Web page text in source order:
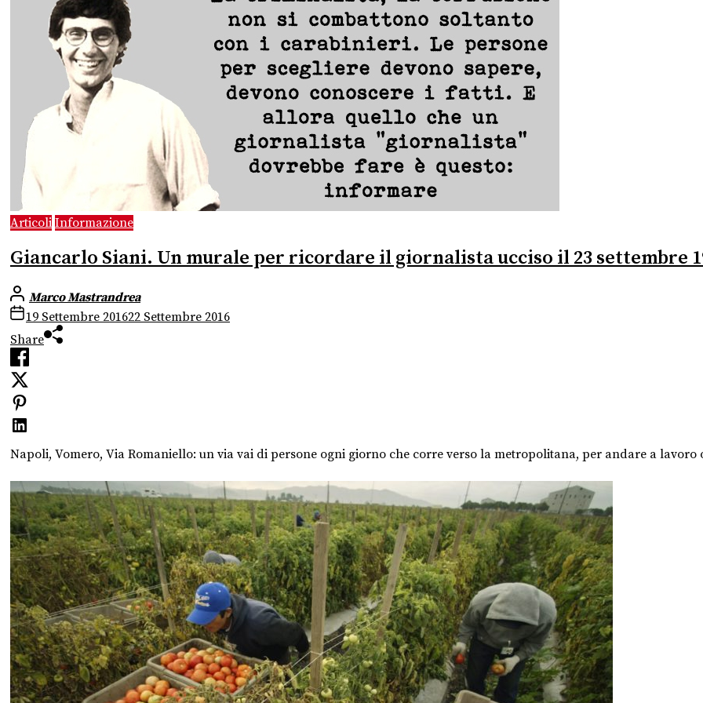
Articoli Informazione
Giancarlo Siani. Un murale per ricordare il giornalista ucciso il 23 settembre
Marco Mastrandrea
19 Settembre 201622 Settembre 2016
Share
Napoli, Vomero, Via Romaniello: un via vai di persone ogni giorno che corre verso la metropolitana, per andare a lavoro